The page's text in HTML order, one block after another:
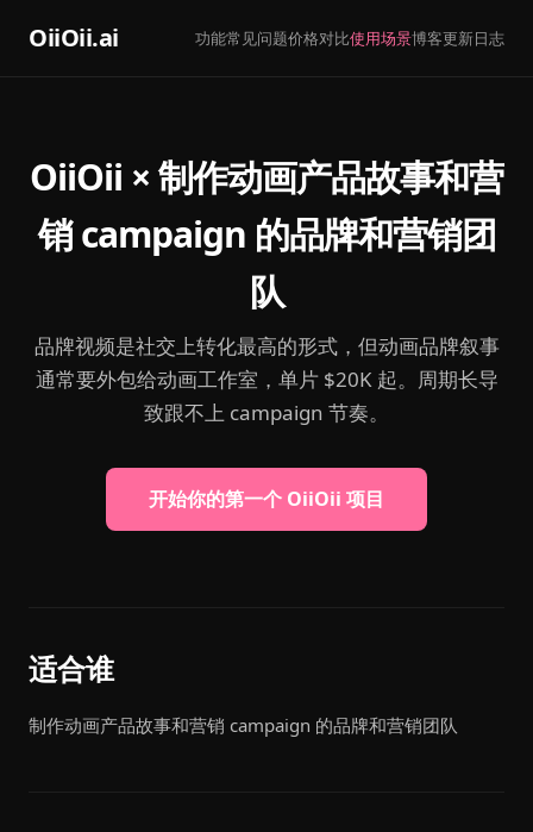
OiiOii.ai 功能常见问题价格对比使用场景博客更新日志
OiiOii × 制作动画产品故事和营
销 campaign 的品牌和营销团
队
品牌视频是社交上转化最高的形式，但动画品牌叙事
通常要外包给动画工作室，单片 $20K 起。周期长导
致跟不上 campaign 节奏。
开始你的第一个 OiiOii 项目
适合谁
制作动画产品故事和营销 campaign 的品牌和营销团队